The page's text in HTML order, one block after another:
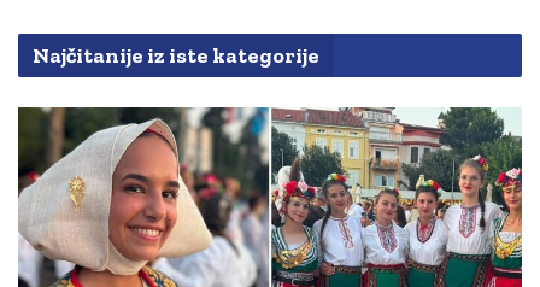
Najčitanije iz iste kategorije